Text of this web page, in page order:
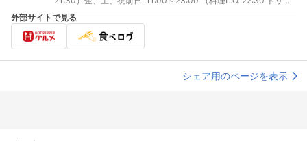
クL.O. 22:30）
外部サイトで見る
シェア用のページを表示